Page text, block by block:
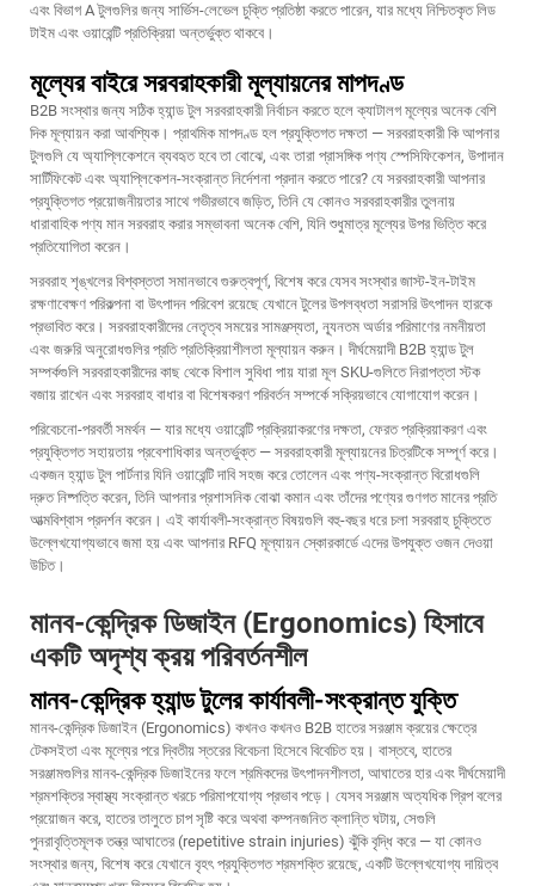
এবং বিভাগ A টুলগুলির জন্য সার্ভিস-লেভেল চুক্তি প্রতিষ্ঠা করতে পারেন, যার মধ্যে নিশ্চিতকৃত লিড
টাইম এবং ওয়ারেন্টি প্রতিক্রিয়া অন্তর্ভুক্ত থাকবে।
মূল্যের বাইরে সরবরাহকারী মূল্যায়নের মাপদণ্ড
B2B সংস্থার জন্য সঠিক হ্যান্ড টুল সরবরাহকারী নির্বাচন করতে হলে ক্যাটালগ মূল্যের অনেক বেশি
দিক মূল্যায়ন করা আবশ্যিক। প্রাথমিক মাপদণ্ড হল প্রযুক্তিগত দক্ষতা — সরবরাহকারী কি আপনার
টুলগুলি যে অ্যাপ্লিকেশনে ব্যবহৃত হবে তা বোঝে, এবং তারা প্রাসঙ্গিক পণ্য স্পেসিফিকেশন, উপাদান
সার্টিফিকেট এবং অ্যাপ্লিকেশন-সংক্রান্ত নির্দেশনা প্রদান করতে পারে? যে সরবরাহকারী আপনার
প্রযুক্তিগত প্রয়োজনীয়তার সাথে গভীরভাবে জড়িত, তিনি যে কোনও সরবরাহকারীর তুলনায়
ধারাবাহিক পণ্য মান সরবরাহ করার সম্ভাবনা অনেক বেশি, যিনি শুধুমাত্র মূল্যের উপর ভিত্তি করে
প্রতিযোগিতা করেন।
সরবরাহ শৃঙ্খলের বিশ্বস্ততা সমানভাবে গুরুত্বপূর্ণ, বিশেষ করে যেসব সংস্থার জাস্ট-ইন-টাইম
রক্ষণাবেক্ষণ পরিকল্পনা বা উৎপাদন পরিবেশ রয়েছে যেখানে টুলের উপলব্ধতা সরাসরি উৎপাদন হারকে
প্রভাবিত করে। সরবরাহকারীদের নেতৃত্ব সময়ের সামঞ্জস্যতা, ন্যূনতম অর্ডার পরিমাণের নমনীয়তা
এবং জরুরি অনুরোধগুলির প্রতি প্রতিক্রিয়াশীলতা মূল্যায়ন করুন। দীর্ঘমেয়াদী B2B হ্যান্ড টুল
সম্পর্কগুলি সরবরাহকারীদের কাছ থেকে বিশাল সুবিধা পায় যারা মূল SKU-গুলিতে নিরাপত্তা স্টক
বজায় রাখেন এবং সরবরাহ বাধার বা বিশেষকরণ পরিবর্তন সম্পর্কে সক্রিয়ভাবে যোগাযোগ করেন।
পরিবেচনো-পরবর্তী সমর্থন — যার মধ্যে ওয়ারেন্টি প্রক্রিয়াকরণের দক্ষতা, ফেরত প্রক্রিয়াকরণ এবং
প্রযুক্তিগত সহায়তায় প্রবেশাধিকার অন্তর্ভুক্ত — সরবরাহকারী মূল্যায়নের চিত্রটিকে সম্পূর্ণ করে।
একজন হ্যান্ড টুল পার্টনার যিনি ওয়ারেন্টি দাবি সহজ করে তোলেন এবং পণ্য-সংক্রান্ত বিরোধগুলি
দ্রুত নিষ্পত্তি করেন, তিনি আপনার প্রশাসনিক বোঝা কমান এবং তাঁদের পণ্যের গুণগত মানের প্রতি
আত্মবিশ্বাস প্রদর্শন করেন। এই কার্যাবলী-সংক্রান্ত বিষয়গুলি বহু-বছর ধরে চলা সরবরাহ চুক্তিতে
উল্লেখযোগ্যভাবে জমা হয় এবং আপনার RFQ মূল্যায়ন স্কোরকার্ডে এদের উপযুক্ত ওজন দেওয়া
উচিত।
মানব-কেন্দ্রিক ডিজাইন (Ergonomics) হিসাবে
একটি অদৃশ্য ক্রয় পরিবর্তনশীল
মানব-কেন্দ্রিক হ্যান্ড টুলের কার্যাবলী-সংক্রান্ত যুক্তি
মানব-কেন্দ্রিক ডিজাইন (Ergonomics) কখনও কখনও B2B হাতের সরঞ্জাম ক্রয়ের ক্ষেত্রে
টেকসইতা এবং মূল্যের পরে দ্বিতীয় স্তরের বিবেচনা হিসেবে বিবেচিত হয়। বাস্তবে, হাতের
সরঞ্জামগুলির মানব-কেন্দ্রিক ডিজাইনের ফলে শ্রমিকদের উৎপাদনশীলতা, আঘাতের হার এবং দীর্ঘমেয়াদী
শ্রমশক্তির স্বাস্থ্য সংক্রান্ত খরচে পরিমাপযোগ্য প্রভাব পড়ে। যেসব সরঞ্জাম অত্যধিক গ্রিপ বলের
প্রয়োজন করে, হাতের তালুতে চাপ সৃষ্টি করে অথবা কম্পনজনিত ক্লান্তি ঘটায়, সেগুলি
পুনরাবৃত্তিমূলক তন্ত্র আঘাতের (repetitive strain injuries) ঝুঁকি বৃদ্ধি করে — যা কোনও
সংস্থার জন্য, বিশেষ করে যেখানে বৃহৎ প্রযুক্তিগত শ্রমশক্তি রয়েছে, একটি উল্লেখযোগ্য দায়িত্ব